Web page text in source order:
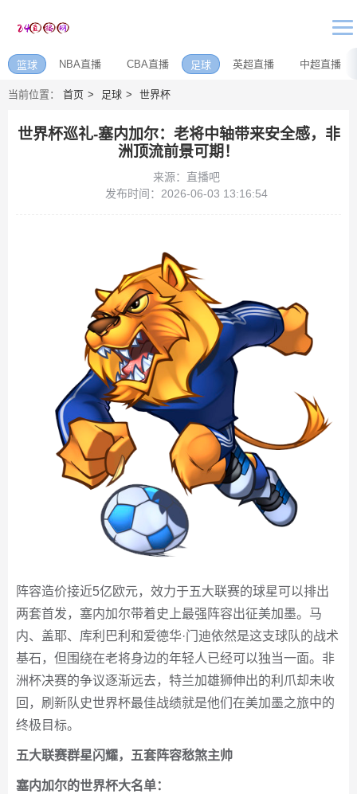
篮球 NBA直播 CBA直播 足球 英超直播 中超直播
当前位置： 首页 足球 世界杯
世界杯巡礼-塞内加尔：老将中轴带来安全感，非
洲顶流前景可期！
来源：直播吧
发布时间：2026-06-03 13:16:54
阵容造价接近5亿欧元，效力于五大联赛的球星可以排出
两套首发，塞内加尔带着史上最强阵容出征美加墨。马
内、盖耶、库利巴利和爱德华·门迪依然是这支球队的战术
基石，但围绕在老将身边的年轻人已经可以独当一面。非
洲杯决赛的争议逐渐远去，特兰加雄狮伸出的利爪却未收
回，刷新队史世界杯最佳战绩就是他们在美加墨之旅中的
终极目标。
五大联赛群星闪耀，五套阵容愁煞主帅
塞内加尔的世界杯大名单：